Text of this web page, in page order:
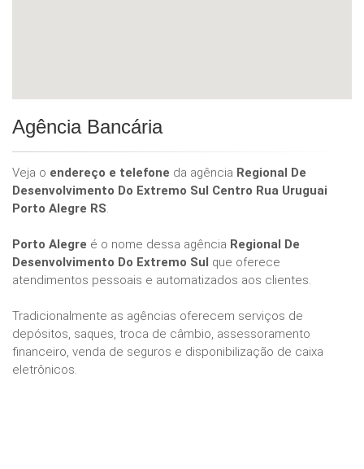
Agência Bancária
Veja o endereço e telefone da agência Regional De
Desenvolvimento Do Extremo Sul Centro Rua Uruguai
Porto Alegre RS.
Porto Alegre é o nome dessa agência Regional De
Desenvolvimento Do Extremo Sul que oferece
atendimentos pessoais e automatizados aos clientes.
Tradicionalmente as agências oferecem serviços de
depósitos, saques, troca de câmbio, assessoramento
financeiro, venda de seguros e disponibilização de caixa
eletrônicos.